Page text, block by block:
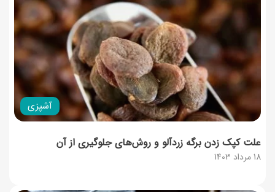
آشپزی
18 مرداد 1403
علت کپک زدن برگه زردآلو و روش‌های جلوگیری از آن